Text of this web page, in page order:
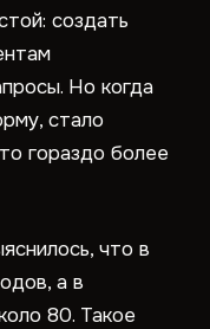
создать
Но когда
стало
гораздо более
что в
а в
80. Такое